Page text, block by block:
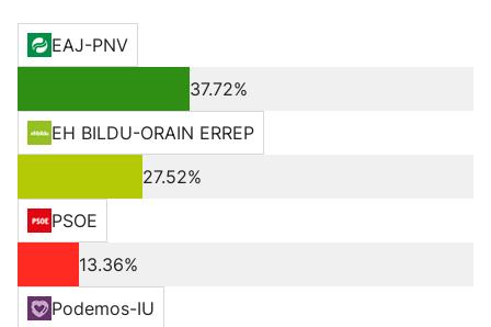
EAJ-PNV
37.72%
EH BILDU-ORAIN ERREP
27.52%
PSOE
13.36%
Podemos-IU